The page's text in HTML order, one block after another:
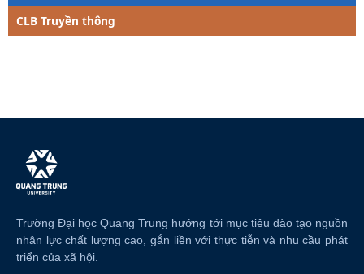
CLB Truyền thông
Trường Đại học Quang Trung hướng tới mục tiêu đào tạo nguồn
nhân lực chất lượng cao, gắn liền với thực tiễn và nhu cầu phát
triển của xã hội.